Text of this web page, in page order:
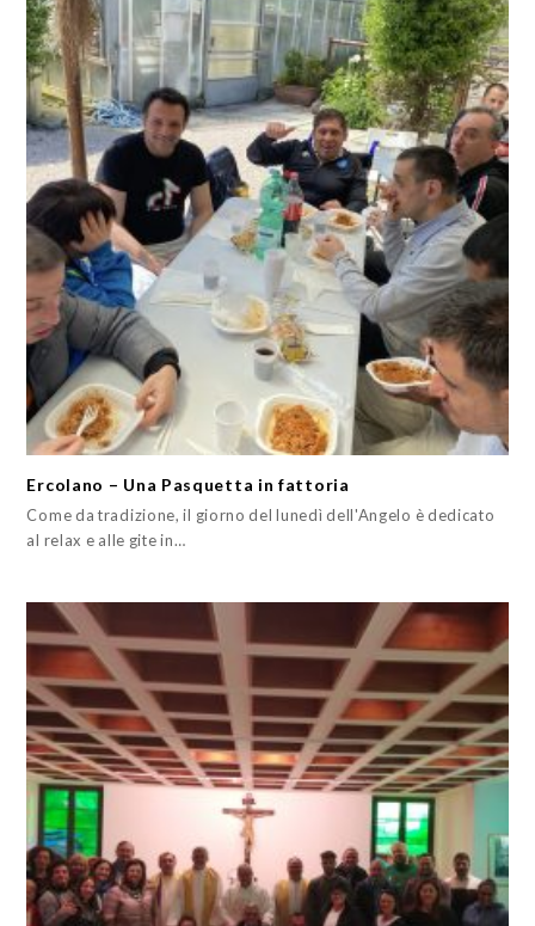
Ercolano – Una Pasquetta in fattoria
Come da tradizione, il giorno del lunedì dell'Angelo è dedicato
al relax e alle gite in…